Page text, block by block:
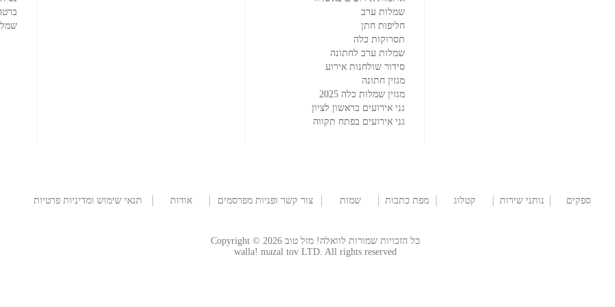
שמלות ערב
חליפות חתן
תסרוקות כלה
שמלות ערב לחתונה
סידור שולחנות אירוע
מגזין חתונה
מגזין שמלות כלה 2025
גני אירועים בראשון לציון
גני אירועים בפתח תקווה
ספקים
נותני שירות
קטלוג
מפת כתבות
שמות
צור קשר ופניות מפרסמים
אודות
תנאי שימוש ומדיניות פרטיות
כל הזכויות שמורות לוואלה! מזל טוב Copyright © 2026
walla! mazal tov LTD. All rights reserved